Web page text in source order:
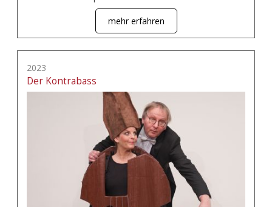
mehr erfahren
2023
Der Kontrabass